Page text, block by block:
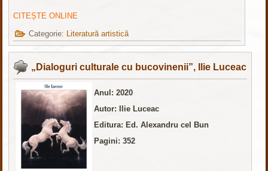
CITEȘTE ONLINE
Categorie:
Literatură artistică
„Dialoguri culturale cu bucovinenii”, Ilie Luceac
Anul: 2020
Autor: Ilie Luceac
Editura: Ed. Alexandru cel Bun
Pagini: 352